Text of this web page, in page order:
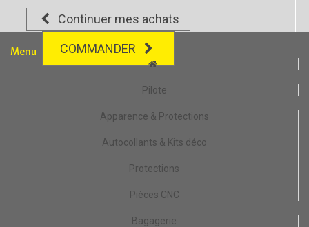
Continuer mes achats
COMMANDER
Menu
Pilote
Apparence & Protections
Autocollants & Kits déco
Protections
Pièces CNC
Bagagerie